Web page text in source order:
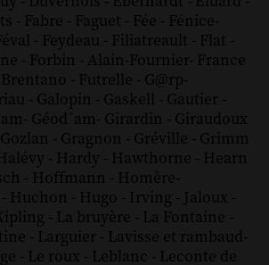
- Fabre - Faguet - Fée - Fénice-
- Feydeau - Filiatreault - Flat -
- Forbin - Alain-Fournier- France
- Futrelle - G@rp-
- Galopin - Gaskell - Gautier -
- Géod´am- Girardin - Giraudoux
Gozlan - Gragnon - Gréville - Grimm
- Hardy - Hawthorne - Hearn
- Hoffmann - Homère-
- Huchon - Hugo - Irving - Jaloux -
- La bruyère - La Fontaine -
- Larguier - Lavisse et rambaud-
- Le roux - Leblanc - Leconte de